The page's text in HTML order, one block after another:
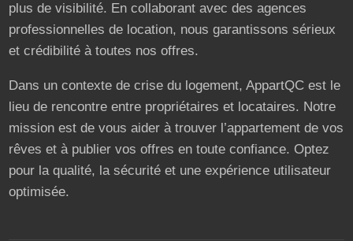
plus de visibilité. En collaborant avec des agences
professionnelles de location, nous garantissons sérieux
et crédibilité à toutes nos offres.
Dans un contexte de crise du logement, AppartQC est le
lieu de rencontre entre propriétaires et locataires. Notre
mission est de vous aider à trouver l’appartement de vos
rêves et à publier vos offres en toute confiance. Optez
pour la qualité, la sécurité et une expérience utilisateur
optimisée.